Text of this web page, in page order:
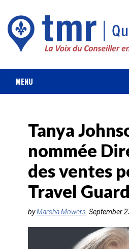
MENU
FORFAIT VACANCES
CROISIÈRES
HOTELS & RESORTS
DESTINATIONS
AGENTS DE VOYAGE
Tanya
nommée
des ventes
Travel
byMarsha Mowers September